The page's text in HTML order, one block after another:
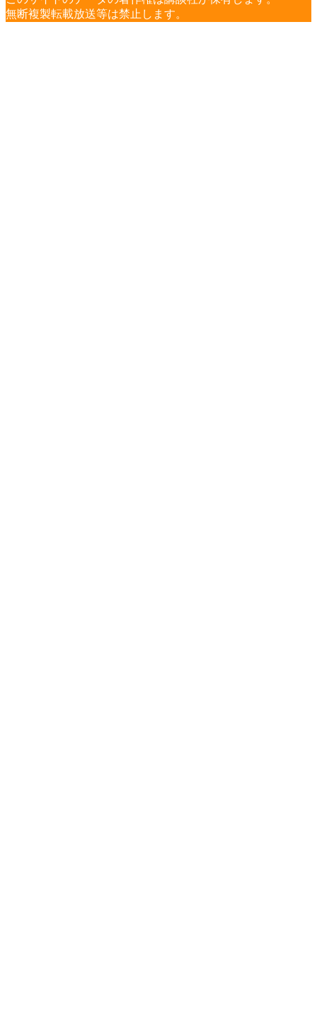
無断複製転載放送等は禁止します。